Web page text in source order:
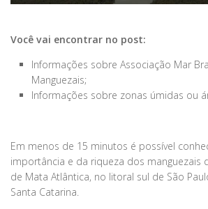
Você vai encontrar no post:
Informações sobre Associação Mar
Manguezais;
Informações sobre zonas úmidas ou
Em menos de 15 minutos é possível
importância e da riqueza dos manguezais
de Mata Atlântica, no litoral sul de São
Santa Catarina.